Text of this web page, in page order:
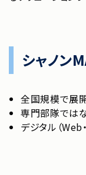
シャノン
全国規模で展
専門部隊では
デジタル（Web